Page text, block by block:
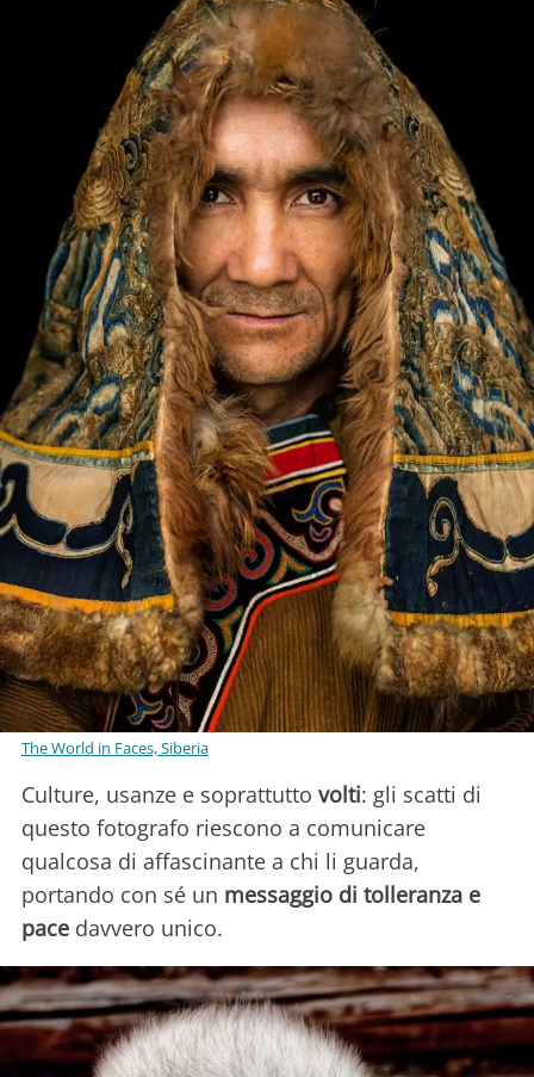
The World in Faces, Siberia
Culture, usanze e soprattutto volti: gli scatti di
questo fotografo riescono a comunicare
qualcosa di affascinante a chi li guarda,
portando con sé un messaggio di tolleranza e
pace davvero unico.